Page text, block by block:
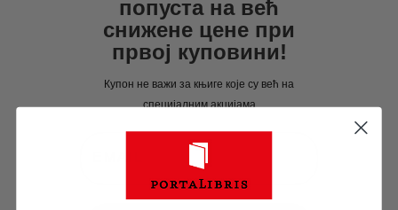
попуста на већ
снижене цене при
првој куповини!
Купон не важи за књиге које су већ на
специјалним акцијама